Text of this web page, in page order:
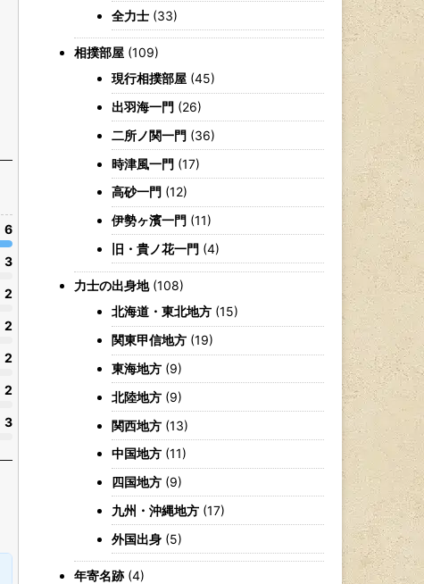
6
3
2
2
2
2
3
全力士 (33)
相撲部屋 (109)
現行相撲部屋 (45)
出羽海一門 (26)
二所ノ関一門 (36)
時津風一門 (17)
高砂一門 (12)
伊勢ヶ濱一門 (11)
旧・貴ノ花一門 (4)
力士の出身地(108)
北海道・東北地方 (15)
関東甲信地方 (19)
東海地方 (9)
北陸地方 (9)
関西地方 (13)
中国地方 (11)
四国地方 (9)
九州・沖縄地方 (17)
外国出身 (5)
年寄名跡(4)